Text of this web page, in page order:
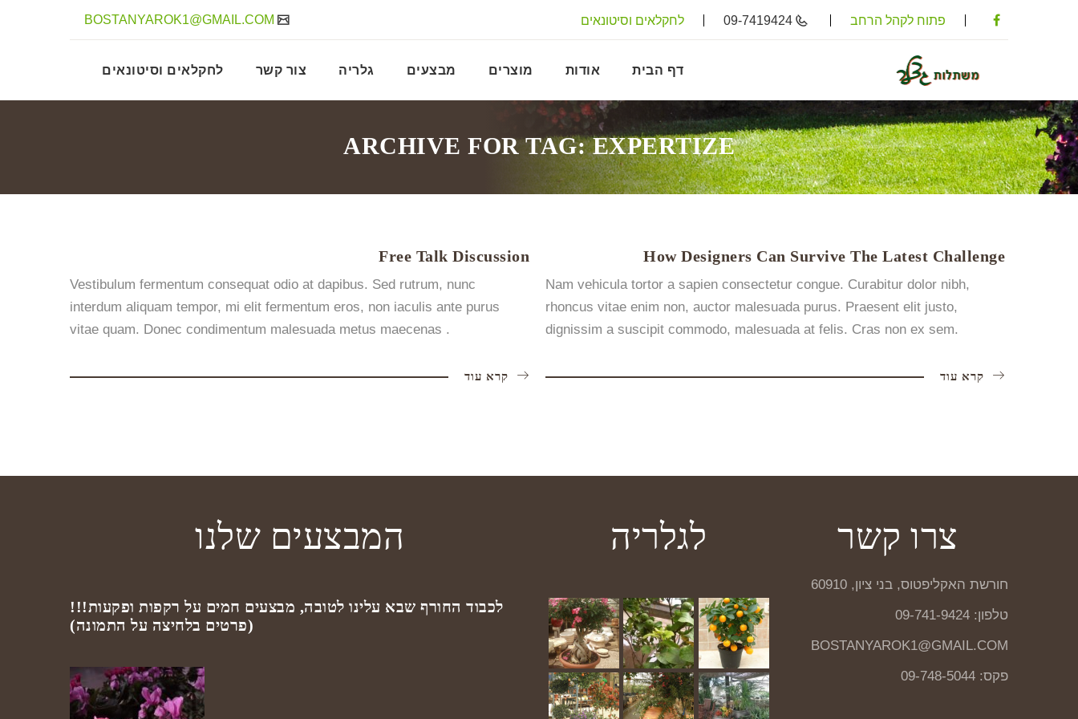
פתוח לקהל הרחב לחקלאים וסיטונאים
לחקלאים וסיטונאים צור קשר גלריה מבצעים מוצרים אודות דף הבית
ARCHIVE FOR TAG: EXPERTIZE
Free Talk Discussion
Vestibulum fermentum consequat odio at dapibus. Sed rutrum, nunc
interdum aliquam tempor, mi elit fermentum eros, non iaculis ante purus
vitae quam. Donec condimentum malesuada metus maecenas .
How Designers Can Survive The Latest Challenge
Nam vehicula tortor a sapien consectetur congue. Curabitur dolor nibh,
rhoncus vitae enim non, auctor malesuada purus. Praesent elit justo,
dignissim a suscipit commodo, malesuada at felis. Cras non ex sem.
המבצעים שלנו
לכבוד החורף שבא עלינו לטובה, מבצעים חמים על רקפות ופקעות!!!
(פרטים בלחיצה על התמונה)
לגלריה צרו קשר
חורשת האקליפטוס, בני ציון, 60910
טלפון: 09-741-9424
BOSTANYAROK1@GMAIL.COM
פקס: 09-748-5044